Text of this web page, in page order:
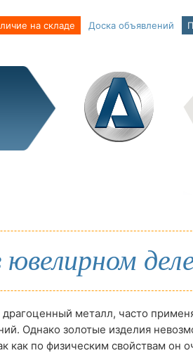
на складе Доска объявлений
металл, часто
Однако золотые изделия
как по физическим свойствам он